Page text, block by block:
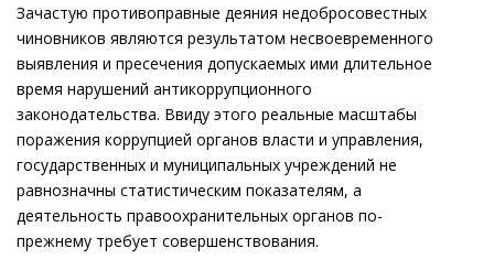
Зачастую противоправные деяния недобросовестных
чиновников являются результатом несвоевременного
выявления и пресечения допускаемых ими длительное
время нарушений антикоррупционного
законодательства. Ввиду этого реальные масштабы
поражения коррупцией органов власти и управления,
государственных и муниципальных учреждений не
равнозначны статистическим показателям, а
деятельность правоохранительных органов по-
прежнему требует совершенствования.